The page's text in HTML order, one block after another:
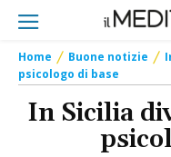
Home Buone notizie
psicologo di base
In Sicilia